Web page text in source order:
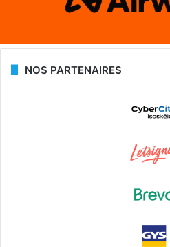
NOS PARTENAIRES